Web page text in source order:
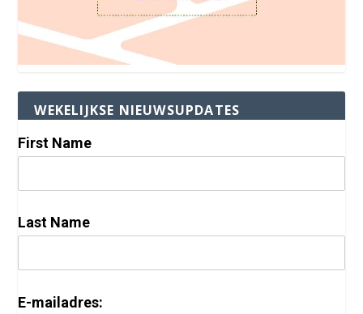
WEKELIJKSE NIEUWSUPDATES
First Name
Last Name
E-mailadres: